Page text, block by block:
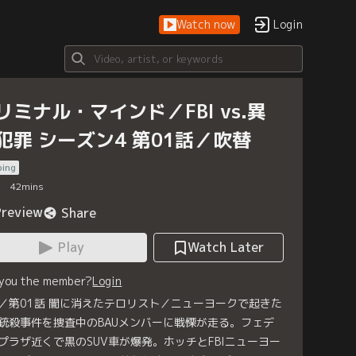
Watch now Login
ミナル・マインド／FBI vs.異
罪 シーズン4 第01話／吹替
42mins
Share
Play
Watch Later
the member?Login
第01話 闇に消えたテロリスト／ニューヨークで起きた
殺事件を捜査中のBAUメンバーに戦慄が走る。フェデ
ラザ近くで黒のSUV車が爆発。ホッチとFBIニューヨー